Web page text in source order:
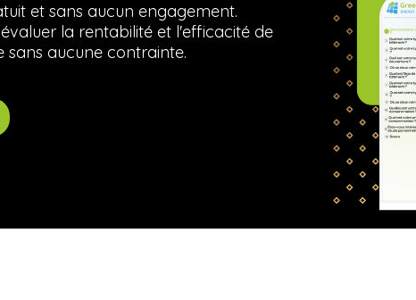
et sans aucun engagement.
la rentabilité et l'efficacité de
aucune contrainte.